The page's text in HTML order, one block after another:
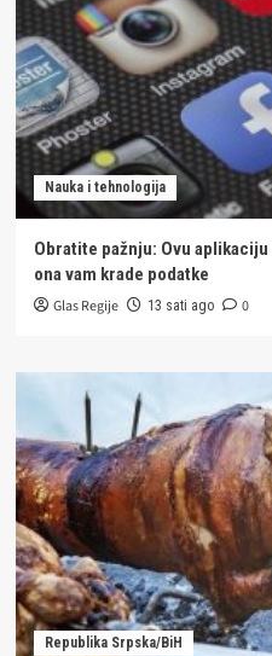
Nauka i tehnologija
Obratite pažnju: Ovu
ona vam krade podatke
Glas Regije 13 sati ago 0
Republika Srpska/BiH